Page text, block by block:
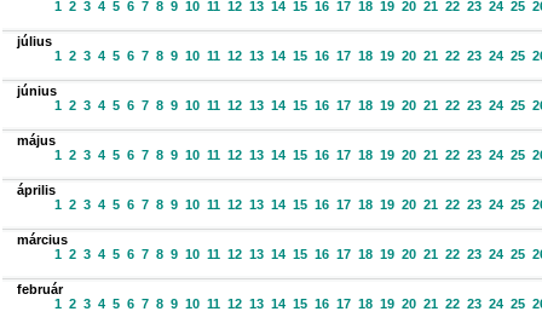
1 2 3 4 5 6 7 8 9 10 11 12 13 14 15 16 17 18 19 20 21 22 23 24 25
július
1 2 3 4 5 6 7 8 9 10 11 12 13 14 15 16 17 18 19 20 21 22 23 24 25
június
1 2 3 4 5 6 7 8 9 10 11 12 13 14 15 16 17 18 19 20 21 22 23 24 25
május
1 2 3 4 5 6 7 8 9 10 11 12 13 14 15 16 17 18 19 20 21 22 23 24 25
április
1 2 3 4 5 6 7 8 9 10 11 12 13 14 15 16 17 18 19 20 21 22 23 24 25
március
1 2 3 4 5 6 7 8 9 10 11 12 13 14 15 16 17 18 19 20 21 22 23 24 25
február
1 2 3 4 5 6 7 8 9 10 11 12 13 14 15 16 17 18 19 20 21 22 23 24 25